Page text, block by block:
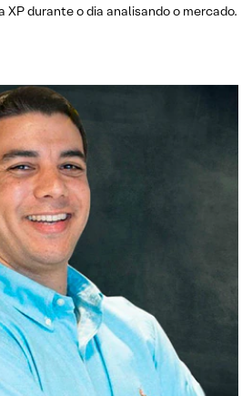
XP durante o dia analisando o mercado.